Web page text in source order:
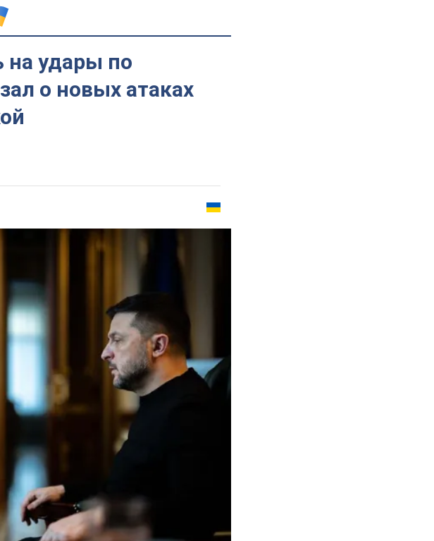
на удары по
о новых атаках